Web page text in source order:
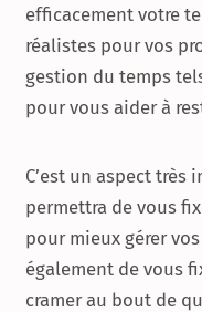
efficacement votre
réalistes pour vos
gestion du temps
pour vous aider à
C’est un aspect très
permettra de vous
pour mieux gérer
également de vous
cramer au bout de